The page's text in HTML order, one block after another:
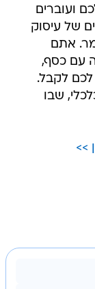
ועוברים
של עיסוק
אתם
עם כסף,
לכם לקבל.
שבו
>>